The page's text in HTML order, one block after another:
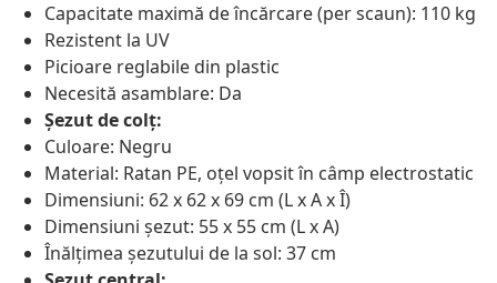
Capacitate maximă de încărcare (per scaun): 110 kg
Rezistent la UV
Picioare reglabile din plastic
Necesită asamblare: Da
Șezut de colț:
Culoare: Negru
Material: Ratan PE, oțel vopsit în câmp electrostatic
Dimensiuni: 62 x 62 x 69 cm (L x A x Î)
Dimensiuni șezut: 55 x 55 cm (L x A)
Înălțimea șezutului de la sol: 37 cm